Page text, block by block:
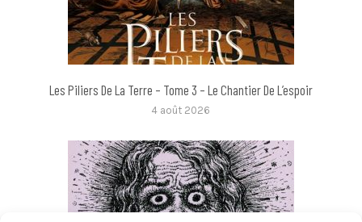
Les Piliers De La Terre – Tome 3 – Le Chantier De L’espoir
4 août 2026